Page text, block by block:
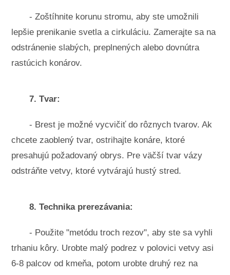
- Zoštíhnite korunu stromu, aby ste umožnili
lepšie prenikanie svetla a cirkuláciu. Zamerajte sa na
odstránenie slabých, preplnených alebo dovnútra
rastúcich konárov.
7. Tvar:
- Brest je možné vycvičiť do rôznych tvarov. Ak
chcete zaoblený tvar, ostrihajte konáre, ktoré
presahujú požadovaný obrys. Pre väčší tvar vázy
odstráňte vetvy, ktoré vytvárajú hustý stred.
8. Technika prerezávania:
- Použite "metódu troch rezov", aby ste sa vyhli
trhaniu kôry. Urobte malý podrez v polovici vetvy asi
6-8 palcov od kmeňa, potom urobte druhý rez na